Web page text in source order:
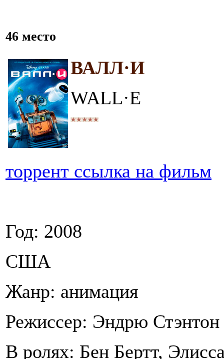
46 место
ВАЛЛ·И
WALL·E
торрент ссылка на фильм
Год: 2008
США
Жанр: анимация
Режиссер: Эндрю Стэнтон
В ролях: Бен Бертт,